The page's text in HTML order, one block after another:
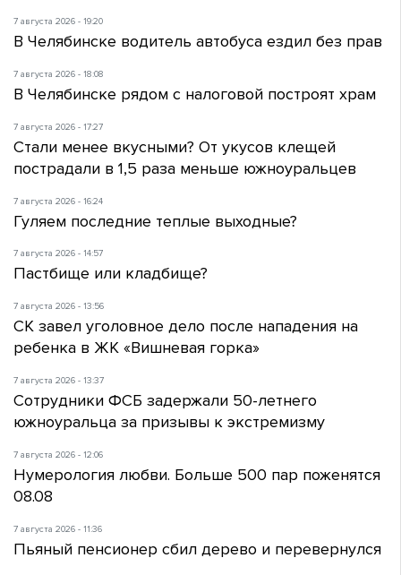
7 августа 2026 - 19:20
В Челябинске водитель автобуса ездил без прав
7 августа 2026 - 18:08
В Челябинске рядом с налоговой построят храм
7 августа 2026 - 17:27
Стали менее вкусными? От укусов клещей
пострадали в 1,5 раза меньше южноуральцев
7 августа 2026 - 16:24
Гуляем последние теплые выходные?
7 августа 2026 - 14:57
Пастбище или кладбище?
7 августа 2026 - 13:56
СК завел уголовное дело после нападения на
ребенка в ЖК «Вишневая горка»
7 августа 2026 - 13:37
Сотрудники ФСБ задержали 50-летнего
южноуральца за призывы к экстремизму
7 августа 2026 - 12:06
Нумерология любви. Больше 500 пар поженятся
08.08
7 августа 2026 - 11:36
Пьяный пенсионер сбил дерево и перевернулся